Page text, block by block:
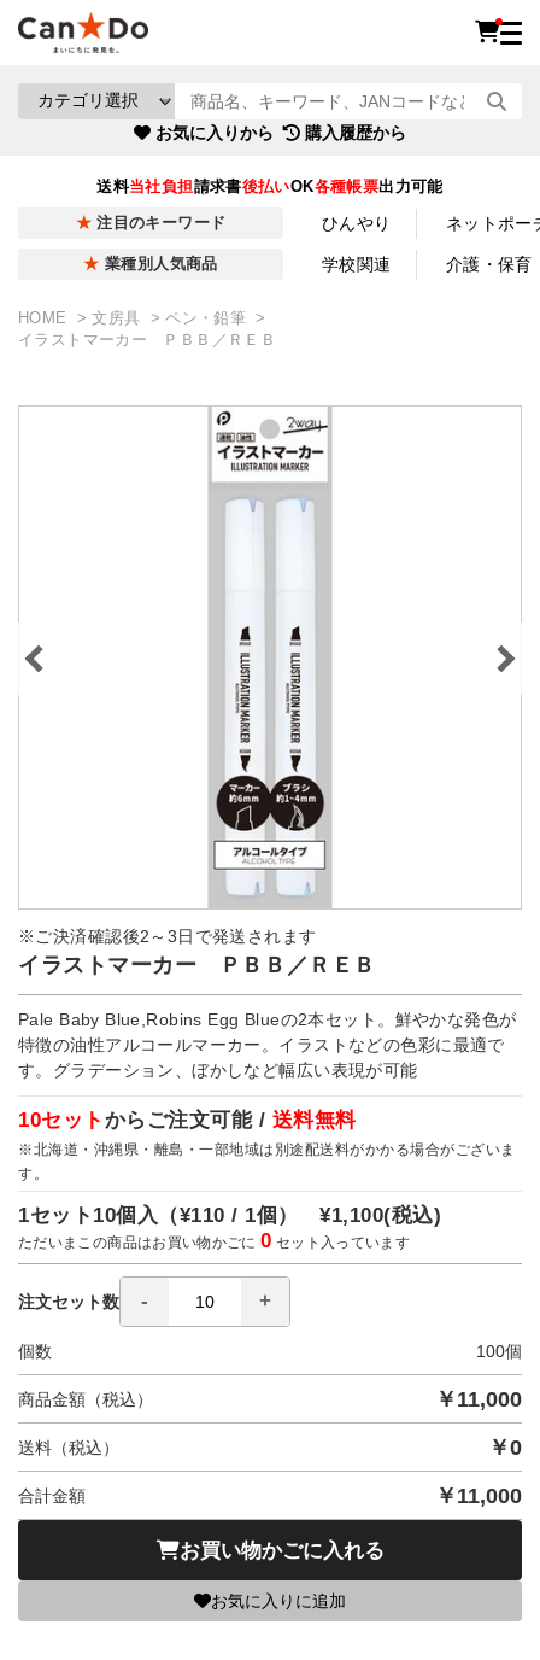
お気に入りから 購入履歴から
送料当社負担請求書後払いOK各種帳票出力可能
注目のキーワード ひんやり ネットポー
業種別人気商品 学校関連 介護・保育
HOME 文房具
ペン・鉛筆
イラストマーカー ＰＢＢ／ＲＥＢ
※ご決済確認後2～3日で発送されます
イラストマーカー ＰＢＢ／ＲＥＢ
Pale Baby Blue,Robins Egg Blueの2本セット。鮮やかな発色が
特徴の油性アルコールマーカー。イラストなどの色彩に最適で
す。グラデーション、ぼかしなど幅広い表現が可能
10セット からご注文可能 / 送料無料
※北海道・沖縄県・離島・一部地域は別途配送料がかかる場合がございま
す。
1セット10個入（¥110 / 1個）¥1,100(税込)
ただいまこの商品はお買い物かごに0 セット入っています
注文セット数
個数 100個
商品金額（税込） ￥ 11,000
送料（税込） ￥0
合計金額 ￥ 11,000
お買い物かごに入れる
お気に入りに追加